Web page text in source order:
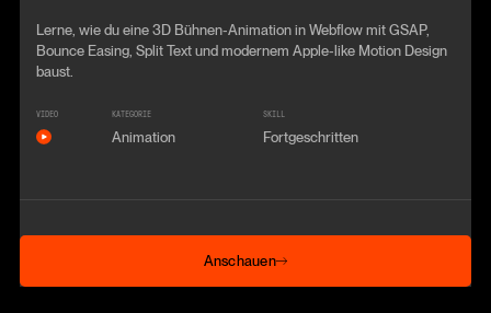
Lerne, wie du eine 3D Bühnen-Animation in Webflow mit GSAP,
Bounce Easing, Split Text und modernem Apple-like Motion Design
baust.
VIDEO KATEGORIE
Animation
SKILL
Fortgeschritten
Anschauen
Anschauen